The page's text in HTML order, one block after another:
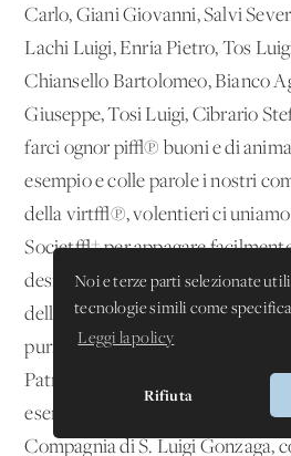
Noi e terze parti selezionate
tecnologie simili come
Leggi la policy
Rifiuta
Carlo, Giani Giovanni, Salvi
Lachi Luigi, Enria Pietro, Tos
Chiansello Bartolomeo, Bianco
Giuseppe, Tosi Luigi, Cibrario
farci ognor pi√π buoni e di
esempio e colle parole i nostri
della virt√π, volentieri ci uniamo
Societ√† per appagare
desiderio. Abbandonati
dell'amorosissima nostra Madre
purissimo suo Sposo S. Giuseppe,
Patrono, proponiamo di menare
esemplare. Siccome tutti siamo
Compagnia di S. Luigi Gonzaga,